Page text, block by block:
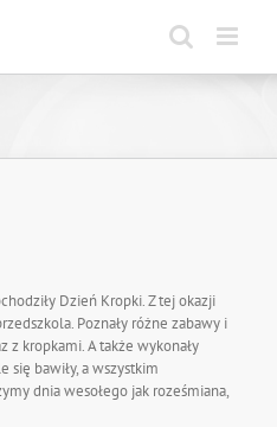
Dzień Kropki. Z tej okazji
Poznały różne zabawy i
z kropkami. A także wykonały
się bawiły, a wszystkim
dnia wesołego jak roześmiana,